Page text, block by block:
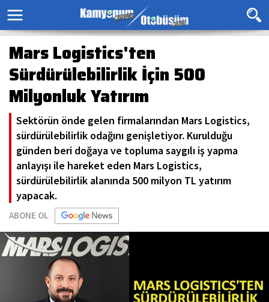
Mars Logistics'ten
Sürdürülebilirlik İçin 500
Milyonluk Yatırım
Sektörün önde gelen firmalarından Mars Logistics,
sürdürülebilirlik odağını genişletiyor. Kurulduğu
günden beri doğaya ve topluma saygılı iş yapma
anlayışı ile hareket eden Mars Logistics,
sürdürülebilirlik alanında 500 milyon TL yatırım
yapacak.
ABONE OL